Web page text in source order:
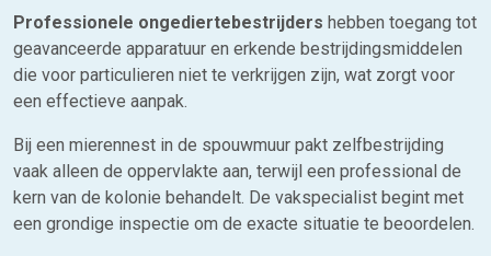
Professionele ongediertebestrijders hebben toegang tot
geavanceerde apparatuur en erkende bestrijdingsmiddelen
die voor particulieren niet te verkrijgen zijn, wat zorgt voor
een effectieve aanpak.
Bij een mierennest in de spouwmuur pakt zelfbestrijding
vaak alleen de oppervlakte aan, terwijl een professional de
kern van de kolonie behandelt. De vakspecialist begint met
een grondige inspectie om de exacte situatie te beoordelen.